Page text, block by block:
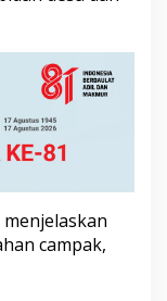
campak,